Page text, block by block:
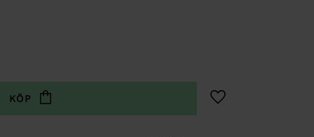
Lägg till i favoriter